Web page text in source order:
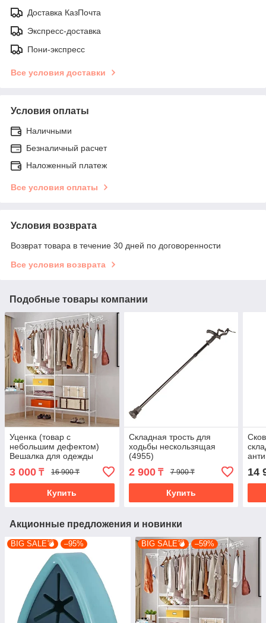
Доставка КазПочта
Экспресс-доставка
Пони-экспресс
Все условия доставки
Условия оплаты
Наличными
Безналичный расчет
Наложенный платеж
Все условия оплаты
Условия возврата
Возврат товара в течение 30 дней по договоренности
Все условия возврата
Подобные товары компании
Уценка (товар с
небольшим дефектом)
Вешалка для одежды
3 000 ₸ 16 900 ₸
Купить
Складная трость для
ходьбы нескользящая
(4955)
2 900₸ 7 900 ₸
Купить
14
Акционные предложения и новинки
BIG SALE💣 –95% BIG SALE💣 –59%